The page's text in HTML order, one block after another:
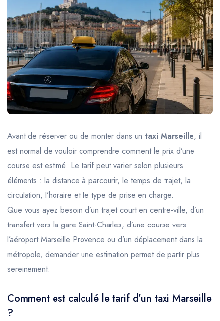
Avant de réserver ou de monter dans un taxi Marseille, il
est normal de vouloir comprendre comment le prix d’une
course est estimé. Le tarif peut varier selon plusieurs
éléments : la distance à parcourir, le temps de trajet, la
circulation, l’horaire et le type de prise en charge.
Que vous ayez besoin d’un trajet court en centre-ville, d’un
transfert vers la gare Saint-Charles, d’une course vers
l’aéroport Marseille Provence ou d’un déplacement dans la
métropole, demander une estimation permet de partir plus
sereinement.
Comment est calculé le tarif d’un taxi Marseille
?